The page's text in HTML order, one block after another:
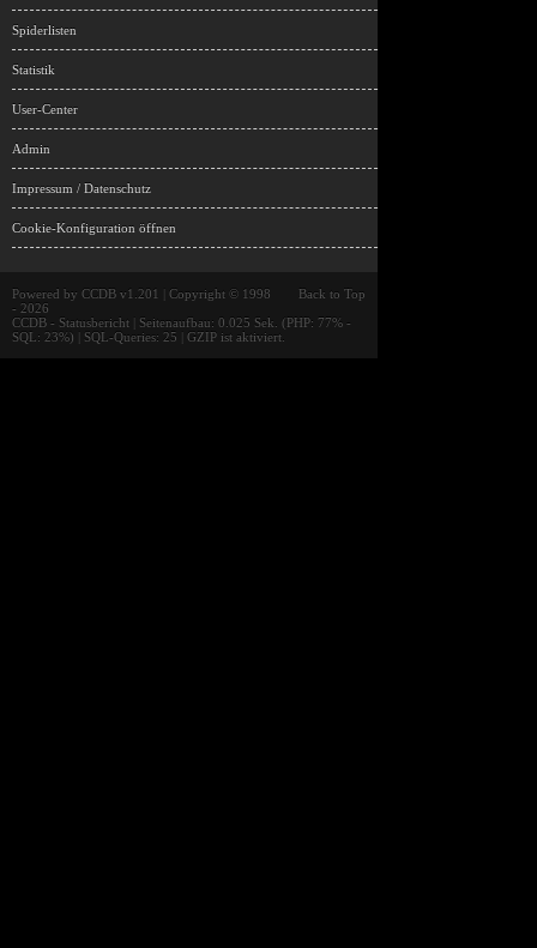
Spiderlisten
Statistik
User-Center
Admin
Impressum / Datenschutz
Cookie-Konfiguration öffnen
Back to Top
Powered by CCDB v1.201 | Copyright © 1998
- 2026
CCDB - Statusbericht | Seitenaufbau: 0.025 Sek. (PHP: 77% -
SQL: 23%) | SQL-Queries: 25 | GZIP ist aktiviert.